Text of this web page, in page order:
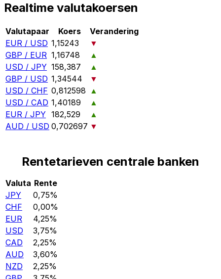
Realtime valutakoersen
Valutapaar Koers
Verandering
EUR / USD 1,15243
▼
GBP / EUR 1,16748
▲
USD / JPY 158,387
▲
GBP / USD 1,34544
▼
USD / CHF 0,812598 ▲
USD / CAD 1,40189
▲
EUR / JPY 182,529
▲
AUD / USD 0,702697 ▼
Rentetarieven centrale banken
Valuta Rente
JPY
0,75%
CHF
0,00%
EUR
4,25%
USD
3,75%
CAD
2,25%
AUD
3,60%
NZD
2,25%